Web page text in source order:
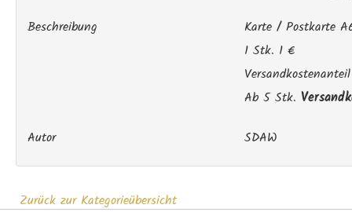
Beschreibung
Karte / Postkarte
1 Stk. 1 €
Ab 5 Stk.
Autor SDAW
Zurück zur Kategorieübersicht